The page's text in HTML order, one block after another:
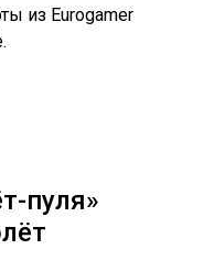
из Eurogamer
пуля»